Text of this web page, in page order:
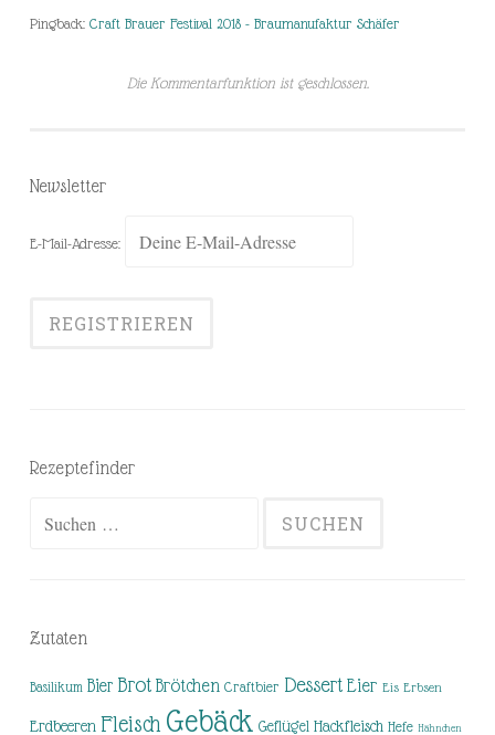
Pingback: Craft Brauer Festival 2018 - Braumanufaktur Schäfer
Die Kommentarfunktion ist geschlossen.
Newsletter
E-Mail-Adresse:
Rezeptefinder
Zutaten
Basilikum Bier Brot Brötchen Craftbier Dessert Eier Eis Erbsen
Erdbeeren Fleisch Gebäck Geflügel Hackfleisch Hefe Hähnchen